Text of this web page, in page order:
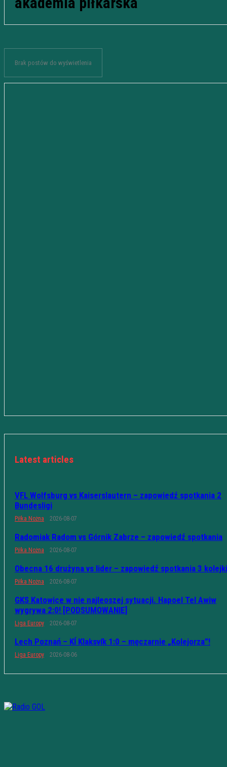
Brak postów do wyświetlenia
Latest articles
VFL Wolfsburg vs Kaiserslautern – zapowiedź spotkania 2
Bundesligi
Piłka Nożna 2026-08-07
Radomiak Radom vs Górnik Zabrze – zapowiedź spotkania
Piłka Nożna 2026-08-07
Obecna 16 drużyna vs lider – zapowiedź spotkania 3 kolejki
Piłka Nożna 2026-08-07
GKS Katowice w nie najleoszej sytuacji. Hapoel Tel Awiw
wygrywa 2:0! [PODSUMOWANIE]
Liga Europy 2026-08-07
Lech Poznań – KÍ Klaksvík 1:0 – męczarnie „Kolejorza”!
Liga Europy 2026-08-06